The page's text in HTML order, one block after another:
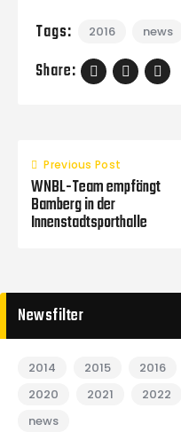
Tags: 2016 news
Share:
Previous Post
WNBL-Team empfängt
Bamberg in der
Innenstadtsporthalle
Newsfilter
2014 2015 2016
2020
2021 2022
news